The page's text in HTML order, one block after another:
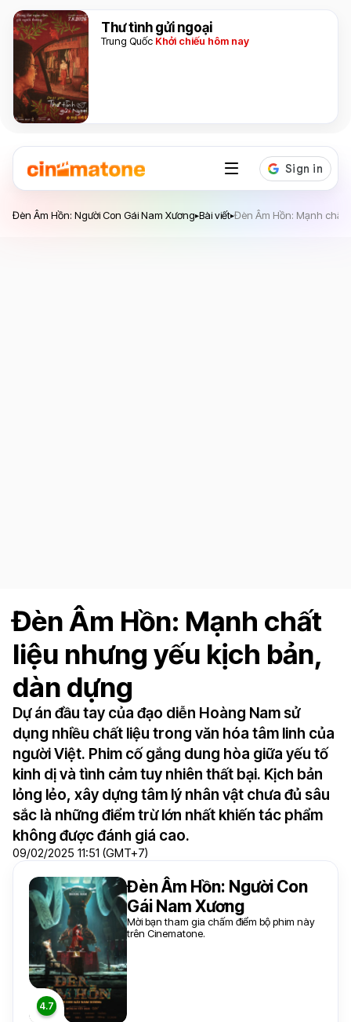
Thư tình gửi ngoại
Trung Quốc Khởi chiếu hôm nay
Đèn Âm Hồn: Người Con Gái Nam Xương▸Bài viết▸Đèn Âm Hồn: Mạnh chất
Đèn Âm Hồn: Mạnh chất
liệu nhưng yếu kịch bản,
dàn dựng
Dự án đầu tay của đạo diễn Hoàng Nam sử
dụng nhiều chất liệu trong văn hóa tâm linh của
người Việt. Phim cố gắng dung hòa giữa yếu tố
kinh dị và tình cảm tuy nhiên thất bại. Kịch bản
lỏng lẻo, xây dựng tâm lý nhân vật chưa đủ sâu
sắc là những điểm trừ lớn nhất khiến tác phẩm
không được đánh giá cao.
09/02/2025 11:51 (GMT+7)
Đèn Âm Hồn: Người Con
Gái Nam Xương
Mời bạn tham gia chấm điểm bộ phim này
trên Cinematone.